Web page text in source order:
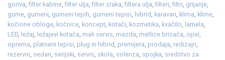
goriva,filter kabine,filter ulja,filter zraka,filtera ulja,filteri,filtri, grijanje,
gume, gumeni, gumeni tepih, gumeni tepisi, hibrid, karavan, klima, klime,
kočione obloge, kočnice, koncept, kotači, kozmetika, kvačilo, lamela,
LED, ležaj, ležajevi kotača, mali servis, mazda, metlice brisača, opel ,
oprema, platneni tepisi, plug in hibrid, premijera, prodaja, redizajn,
rezervni, sedan, serijski, servis, skola, solenza, spojka, sredstvo za